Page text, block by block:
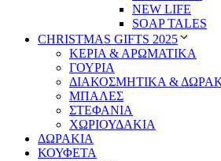
NEW LIFE
SOAP TALES
CHRISTMAS GIFTS 2025
ΚΕΡΙΑ & ΑΡΩΜΑΤΙΚΑ
ΓΟΥΡΙΑ
ΔΙΑΚΟΣΜΗΤΙΚΑ &
ΜΠΑΛΕΣ
ΣΤΕΦΑΝΙΑ
ΧΩΡΙΟΥΔΑΚΙΑ
ΔΩΡΑΚΙΑ
ΚΟΥΦΕΤΑ